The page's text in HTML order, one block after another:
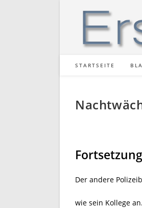
STARTSEITE
Der andere
wie sein Kollege